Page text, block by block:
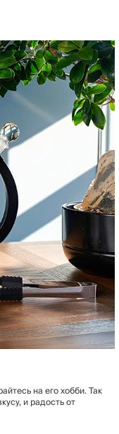
на его хобби. Так
и радость от